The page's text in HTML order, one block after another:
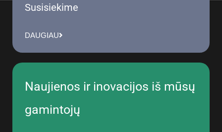
Susisiekime
DAUGIAU
Naujienos ir inovacijos iš mūsų
gamintojų